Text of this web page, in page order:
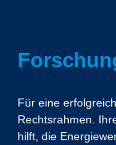
Für eine
Rechtsrahmen.
hilft, die